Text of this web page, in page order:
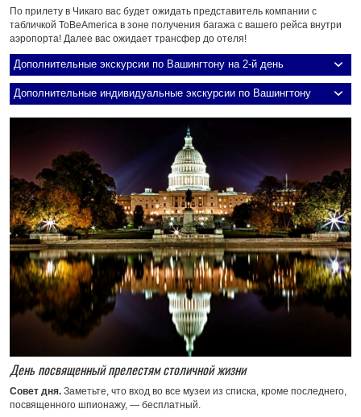
По прилету в Чикаго вас будет ожидать представитель компании с
табличкой ToBeAmerica в зоне получения багажа с вашего рейса внутри
аэропорта! Далее вас ожидает трансфер до отеля!
Дополнительные экскурсии по Вашингтону на 2-й день
Дополнительные индивидуальные экскурсии по Вашингтону
День посвященный прелестям столичной жизни
Совет дня. Заметьте, что вход во все музеи из списка, кроме последнего,
посвященного шпионажу, — бесплатный.